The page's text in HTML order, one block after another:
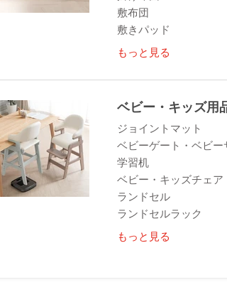
敷布団
敷きパッド
もっと見る
ベビー・キッズ用
ジョイントマット
ベビーゲート・ベビー
学習机
ベビー・キッズチェア
ランドセル
ランドセルラック
もっと見る